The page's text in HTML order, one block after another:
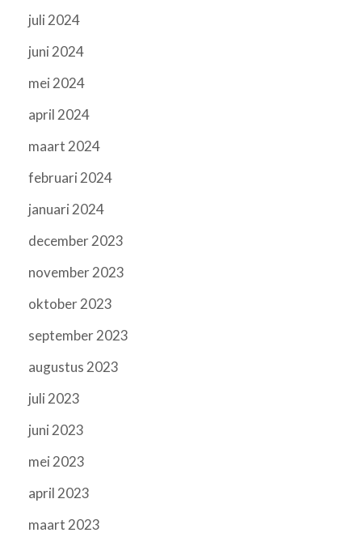
juli 2024
juni 2024
mei 2024
april 2024
maart 2024
februari 2024
januari 2024
december 2023
november 2023
oktober 2023
september 2023
augustus 2023
juli 2023
juni 2023
mei 2023
april 2023
maart 2023